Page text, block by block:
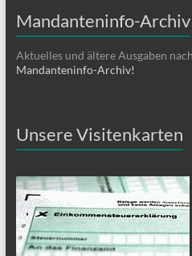
Mandanteninfo-Archiv
Aktuelles und ältere Ausgaben
Mandanteninfo-Archiv!
Unsere Visitenkarten